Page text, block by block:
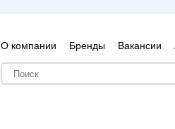
О компании Бренды Вакансии